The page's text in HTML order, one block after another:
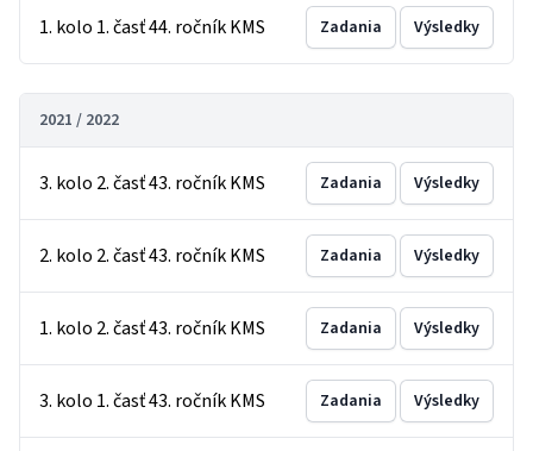
1. kolo 1. časť 44. ročník KMS Zadania Výsledky
2021 / 2022
3. kolo 2. časť 43. ročník KMS Zadania Výsledky
2. kolo 2. časť 43. ročník KMS Zadania Výsledky
1. kolo 2. časť 43. ročník KMS Zadania Výsledky
3. kolo 1. časť 43. ročník KMS Zadania Výsledky